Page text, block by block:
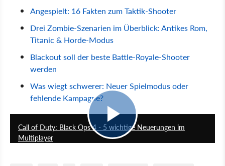
Angespielt: 16 Fakten zum Taktik-Shooter
Drei Zombie-Szenarien im Überblick: Antikes Rom,
Titanic & Horde-Modus
Blackout soll der beste Battle-Royale-Shooter
werden
Was wiegt schwerer: Neuer Spielmodus oder
fehlende Kampagne?
Call of Duty: Black Ops 4 - 5 wichtige Neuerungen im
Multiplayer